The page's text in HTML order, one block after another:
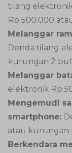
tilang
Rp 500.000
Melanggar
Denda tilang
kurungan 2
Melanggar
elektronik Rp
Mengemudi
smartphone:
atau kurungan
Berkendara